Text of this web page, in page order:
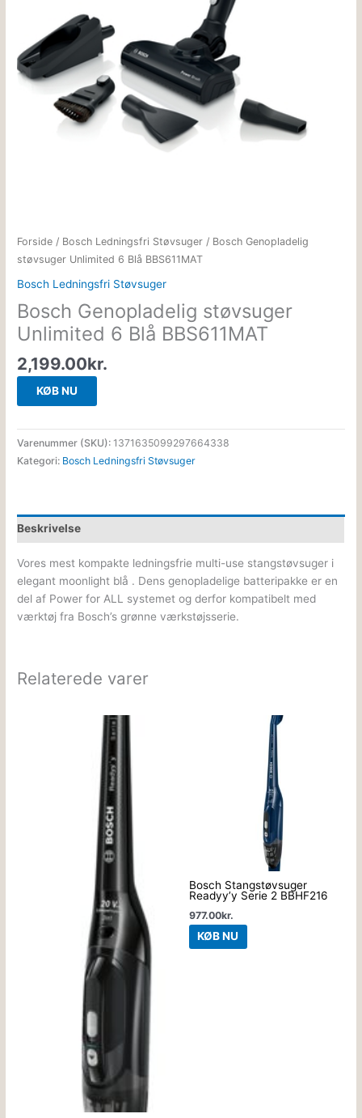
Forside / Bosch Ledningsfri Støvsuger / Bosch Genopladelig
støvsuger Unlimited 6 Blå BBS611MAT
Bosch Ledningsfri Støvsuger
Bosch Genopladelig støvsuger
Unlimited 6 Blå BBS611MAT
2,199.00kr.
KØB NU
Varenummer (SKU): 1371635099297664338
Kategori: Bosch Ledningsfri Støvsuger
Beskrivelse
Vores mest kompakte ledningsfrie multi-use stangstøvsuger i
elegant moonlight blå . Dens genopladelige batteripakke er en
del af Power for ALL systemet og derfor kompatibelt med
værktøj fra Bosch’s grønne værkstøjsserie.
Relaterede varer
Bosch Stangstøvsuger
Readyy’y Serie 2 BBHF216
977.00kr.
KØB NU